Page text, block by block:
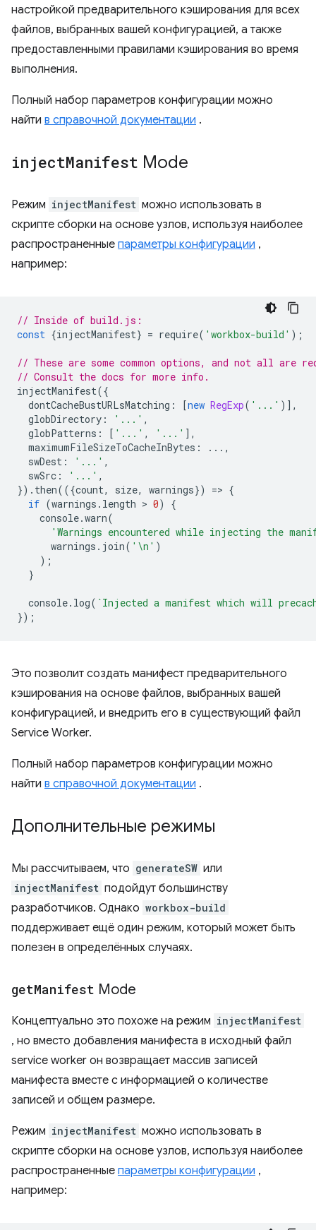
настройкой предварительного кэширования для всех
файлов, выбранных вашей конфигурацией, а также
предоставленными правилами кэширования во время
выполнения.
Полный набор параметров конфигурации можно
найти в справочной документации .
injectManifest Mode
Режим injectManifest можно использовать в
скрипте сборки на основе узлов, используя наиболее
распространенные параметры конфигурации ,
например:
// Inside of build.js:
const {injectManifest} = require( 'workbox-build' );
// These are some common options, and not all are
// Consult the docs for more info.
injectManifest({
dontCacheBustURLsMatching : [new RegExp( '...' )],
globDirectory : '...' ,
globPatterns : [ '...' , '...' ],
maximumFileSizeToCacheInBytes :
...,
swDest : '...' ,
swSrc : '...' ,
}). then(({count, size, warnings}) => {
if (warnings . length > 0)
{
console.warn(
'Warnings encountered while injecting the
warnings . join( '\n' )
);
}
console. log( `Injected a manifest which will
});
Это позволит создать манифест предварительного
кэширования на основе файлов, выбранных вашей
конфигурацией, и внедрить его в существующий файл
Service Worker.
Полный набор параметров конфигурации можно
найти в справочной документации .
Дополнительные режимы
Мы рассчитываем, что generateSW или
injectManifest подойдут большинству
разработчиков. Однако workbox-build
поддерживает ещё один режим, который может быть
полезен в определённых случаях.
getManifest Mode
Концептуально это похоже на режим injectManifest
, но вместо добавления манифеста в исходный файл
service worker он возвращает массив записей
манифеста вместе с информацией о количестве
записей и общем размере.
Режим injectManifest можно использовать в
скрипте сборки на основе узлов, используя наиболее
распространенные параметры конфигурации ,
например: